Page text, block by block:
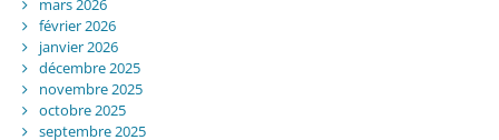
mars 2026
février 2026
janvier 2026
décembre 2025
novembre 2025
octobre 2025
septembre 2025